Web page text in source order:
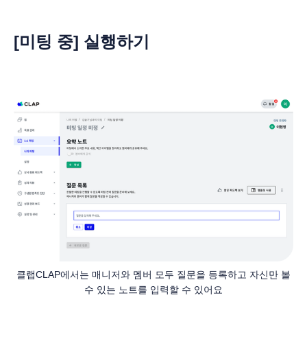
[미팅 중] 실행하기
클랩CLAP에서는 매니저와 멤버 모두 질문을 등록하고 자신만 볼
수 있는 노트를 입력할 수 있어요